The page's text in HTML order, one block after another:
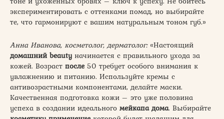
экспериментировать с оттенками помад, но выбирайте
те, что гармонируют с вашим натуральным тоном губ.»
Анна Иванова, косметолог, дерматолог:«Настоящий
домашний beauty начинается с правильного ухода за
кожей. Возраст после 50 требует особого внимания к
увлажнению и питанию. Используйте кремы с
антивозрастными компонентами, делайте маски.
Качественная подготовка кожи – это уже половина
успеха в создании идеального мейкапа дома. Выбирайте